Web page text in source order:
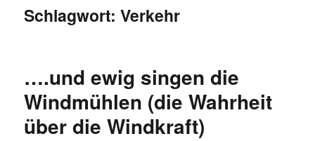
Schlagwort:Verkehr
….und ewig singen die
Windmühlen (die Wahrheit
über die Windkraft)